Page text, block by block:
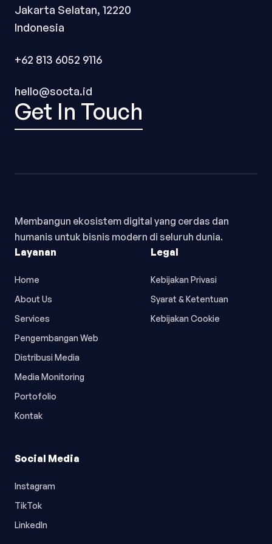
Jakarta Selatan, 12220
Indonesia
+62 813 6052 9116
hello@socta.id
Get In Touch
Membangun ekosistem digital yang cerdas dan
humanis untuk bisnis modern di seluruh dunia.
Layanan
Home
About Us
Services
Pengembangan Web
Distribusi Media
Media Monitoring
Portofolio
Kontak
Legal
Kebijakan Privasi
Syarat & Ketentuan
Kebijakan Cookie
Social Media
Instagram
TikTok
LinkedIn